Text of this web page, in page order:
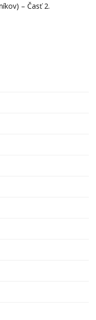
– Časť 2.